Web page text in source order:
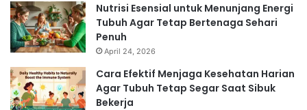
Nutrisi Esensial untuk Menunjang Energi
Tubuh Agar Tetap Bertenaga Sehari
Penuh
April 24, 2026
Cara Efektif Menjaga Kesehatan Harian
Agar Tubuh Tetap Segar Saat Sibuk
Bekerja